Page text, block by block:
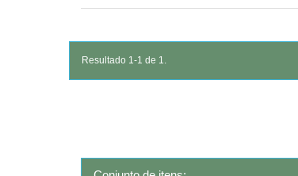
Resultado 1-1 de 1.